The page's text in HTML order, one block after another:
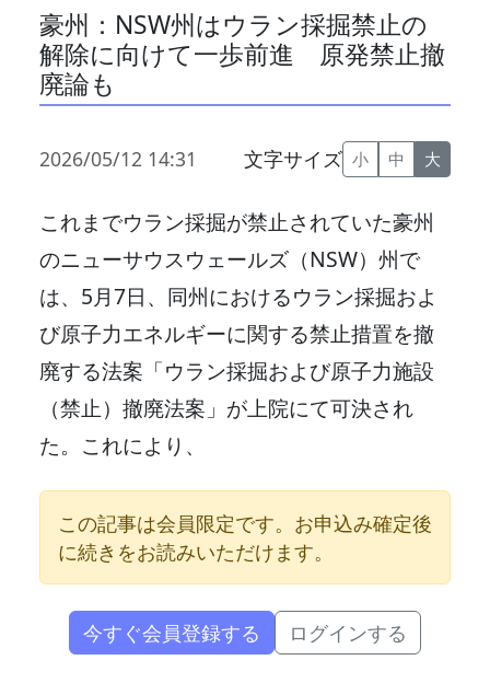
豪州：NSW州はウラン採掘禁止の
解除に向けて一歩前進 原発禁止撤
廃論も
2026/05/12 14:31 文字サイズ 小 中 大
これまでウラン採掘が禁止されていた豪州
のニューサウスウェールズ（NSW）州で
は、5月7日、同州におけるウラン採掘およ
び原子力エネルギーに関する禁止措置を撤
廃する法案「ウラン採掘および原子力施設
（禁止）撤廃法案」が上院にて可決され
た。これにより、
この記事は会員限定です。お申込み確定後
に続きをお読みいただけます。
今すぐ会員登録する ログインする